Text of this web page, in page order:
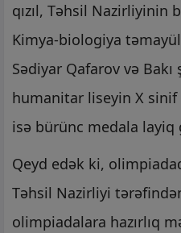
qızıl, Təhsil Nazirliyinin
Kimya-biologiya
Sədiyar Qafarov və
humanitar liseyin X sinif
isə bürünc medala layiq
Qeyd edək ki,
Təhsil Nazirliyi
olimpiadalara hazırlıq